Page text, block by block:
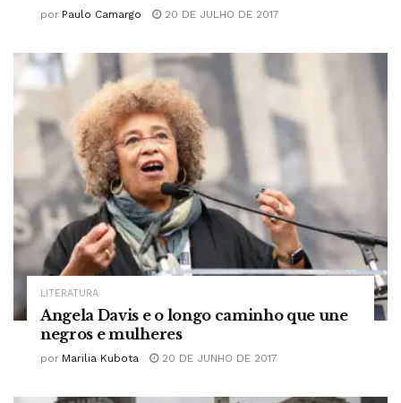
por Paulo Camargo 20 DE JULHO DE 2017
LITERATURA
Angela Davis e o longo caminho que une
negros e mulheres
por Marilia Kubota 20 DE JUNHO DE 2017